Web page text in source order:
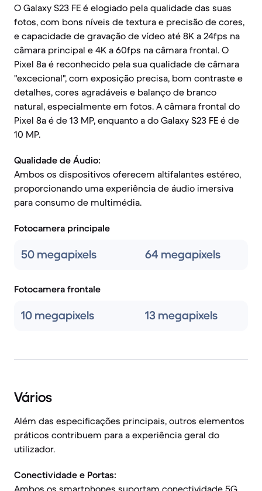
O Galaxy S23 FE é elogiado pela qualidade das suas
fotos, com bons níveis de textura e precisão de cores,
e capacidade de gravação de vídeo até 8K a 24fps na
câmara principal e 4K a 60fps na câmara frontal. O
Pixel 8a é reconhecido pela sua qualidade de câmara
"excecional", com exposição precisa, bom contraste e
detalhes, cores agradáveis e balanço de branco
natural, especialmente em fotos. A câmara frontal do
Pixel 8a é de 13 MP, enquanto a do Galaxy S23 FE é de
10 MP.
Qualidade de Áudio:
Ambos os dispositivos oferecem altifalantes estéreo,
proporcionando uma experiência de áudio imersiva
para consumo de multimédia.
Fotocamera principale
50 megapixels 64 megapixels
Fotocamera frontale
10 megapixels 13 megapixels
Vários
Além das especificações principais, outros elementos
práticos contribuem para a experiência geral do
utilizador.
Conectividade e Portas:
Ambos os smartphones suportam conectividade 5G,